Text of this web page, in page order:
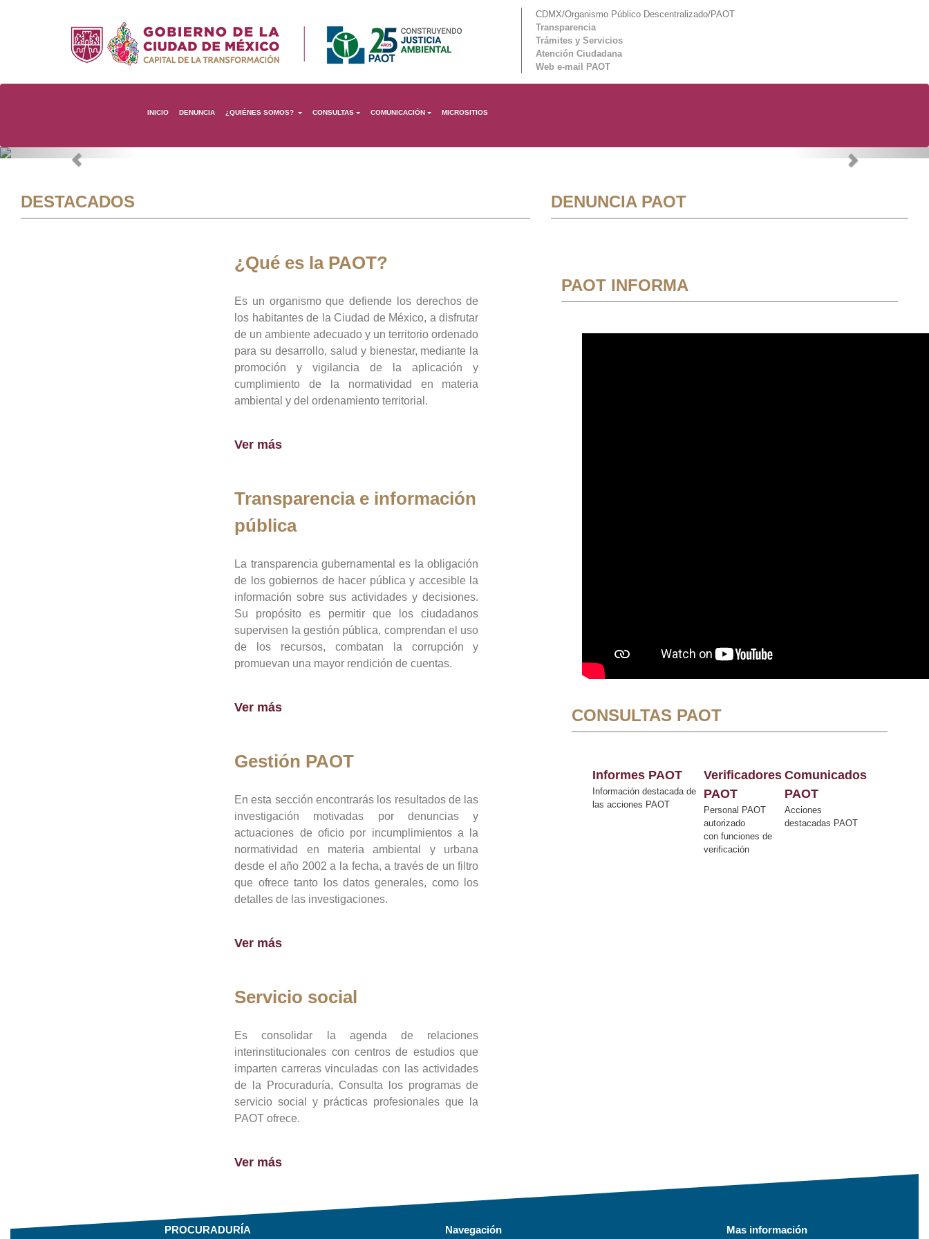
CDMX/Organismo Público Descentralizado/PAOT
Transparencia
Trámites y Servicios
Atención Ciudadana
Web e-mail PAOT
INICIO DENUNCIA ¿QUIÉNES SOMOS? CONSULTAS COMUNICACIÓN MICROSITIOS
Previous Next
DESTACADOS
¿Qué es la PAOT?
Es un organismo que defiende los derechos de
los habitantes de la Ciudad de México, a disfrutar
de un ambiente adecuado y un territorio ordenado
para su desarrollo, salud y bienestar, mediante la
promoción y vigilancia de la aplicación y
cumplimiento de la normatividad en materia
ambiental y del ordenamiento territorial.
Ver más
Transparencia e información
pública
La transparencia gubernamental es la obligación
de los gobiernos de hacer pública y accesible la
información sobre sus actividades y decisiones.
Su propósito es permitir que los ciudadanos
supervisen la gestión pública, comprendan el uso
de los recursos, combatan la corrupción y
promuevan una mayor rendición de cuentas.
Ver más
Gestión PAOT
En esta sección encontrarás los resultados de las
investigación motivadas por denuncias y
actuaciones de oficio por incumplimientos a la
normatividad en materia ambiental y urbana
desde el año 2002 a la fecha, a través de un filtro
que ofrece tanto los datos generales, como los
detalles de las investigaciones.
Ver más
Servicio social
Es consolidar la agenda de relaciones
interinstitucionales con centros de estudios que
imparten carreras vinculadas con las actividades
de la Procuraduría, Consulta los programas de
servicio social y prácticas profesionales que la
PAOT ofrece.
Ver más
DENUNCIA PAOT
PAOT INFORMA
CONSULTAS PAOT
Informes PAOT
Información destacada de
las acciones PAOT
Verificadores
PAOT
Personal PAOT
autorizado
con funciones de
verificación
Comunicados
PAOT
Acciones
destacadas PAOT
PROCURADURÍA Navegación Mas información